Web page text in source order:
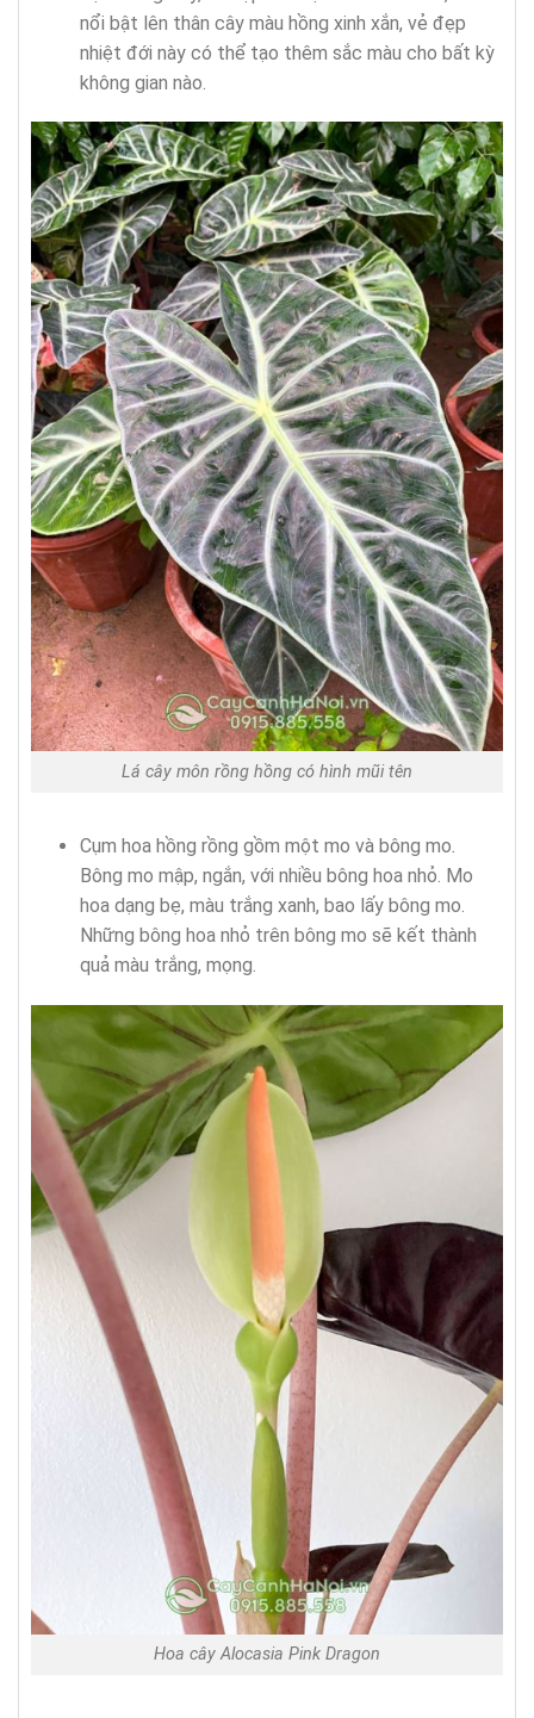
nổi bật lên thân cây màu hồng xinh xắn, vẻ đẹp
nhiệt đới này có thể tạo thêm sắc màu cho bất kỳ
không gian nào.
Lá cây môn rồng hồng có hình mũi tên
Cụm hoa hồng rồng gồm một mo và bông mo.
Bông mo mập, ngắn, với nhiều bông hoa nhỏ. Mo
hoa dạng bẹ, màu trắng xanh, bao lấy bông mo.
Những bông hoa nhỏ trên bông mo sẽ kết thành
quả màu trắng, mọng.
Hoa cây Alocasia Pink Dragon